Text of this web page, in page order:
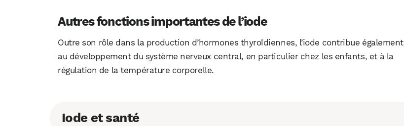
Autres fonctions importantes de l’iode
Outre son rôle dans la production d’hormones thyroïdiennes, l’iode contribue également
au développement du système nerveux central, en particulier chez les enfants, et à la
régulation de la température corporelle.
Iode et santé